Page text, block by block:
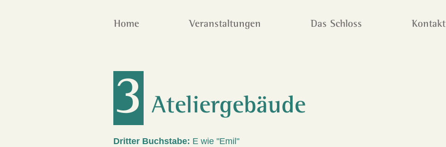
Home Veranstaltungen Das Schloss Kontakt
3 Ateliergebäude
Dritter Buchstabe: E wie "Emil"